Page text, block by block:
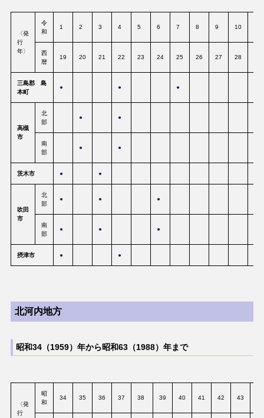
〈発
行
年〉
令
和
1 2 3 4 5 6 7 8 9 10
西
暦
19 20 21 22 23 24 25 26 27 28
三島郡 島
本町
● ● ●
高槻
市
北
部
● ●
南
部
● ●
茨木市 ● ●
吹田
市
北
部
● ● ●
南
部
● ● ●
摂津市 ● ●
北河内地方
昭和34（1959）年から昭和63（1988）年まで
〈発
行
昭
和
34 35 36 37 38 39 40 41 42 43